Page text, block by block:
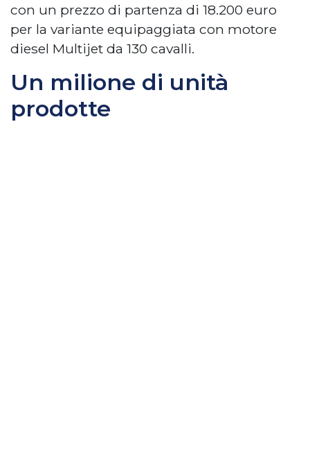
con un prezzo di partenza di 18.200 euro
per la variante equipaggiata con motore
diesel Multijet da 130 cavalli.
Un milione di unità
prodotte